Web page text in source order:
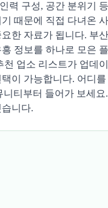
력 구성, 공간 분위기 등
때문에 직접 다녀온 사
한 자료가 됩니다. 부산
정보를 하나로 모은 플
천 업소 리스트가 업데이
이 가능합니다. 어디를
티부터 들어가 보세요.
니다.